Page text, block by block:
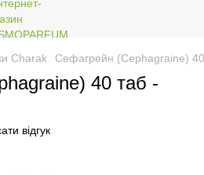
Charak Сефагрейн (Cephagraine)
40 таб -
відгук